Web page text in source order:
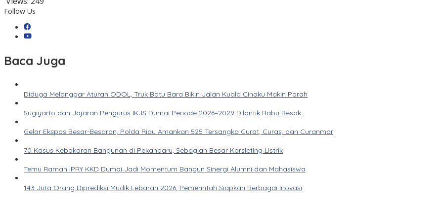
Follow Us
Baca Juga
Diduga Melanggar Aturan ODOL, Truk Batu Bara Bikin Jalan Kuala Cinaku Makin Parah
Sugiyarto dan Jajaran Pengurus IKJS Dumai Periode 2026–2029 Dilantik Rabu Besok
Gelar Ekspos Besar-Besaran, Polda Riau Amankan 525 Tersangka Curat, Curas, dan Curanmor
70 Kasus Kebakaran Bangunan di Pekanbaru, Sebagian Besar Korsleting Listrik
Temu Ramah IPRY KKD Dumai Jadi Momentum Bangun Sinergi Alumni dan Mahasiswa
143 Juta Orang Diprediksi Mudik Lebaran 2026, Pemerintah Siapkan Berbagai Inovasi